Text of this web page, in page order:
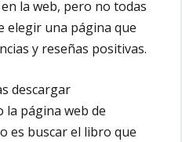
la web, pero no todas
elegir una página que
y reseñas positivas.
descargar
la página web de
es buscar el libro que